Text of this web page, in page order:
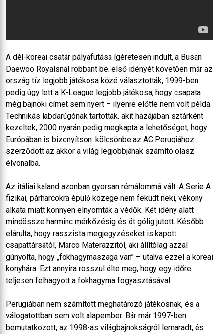
A dél-koreai csatár pályafutása ígéretesen indult, a Busan
Daewoo Royalsnál robbant be, első idényét követően már az
ország tíz legjobb játékosa közé választották, 1999-ben
pedig úgy lett a K-League legjobb játékosa, hogy csapata
még bajnoki címet sem nyert – ilyenre előtte nem volt példa.
Technikás labdarúgónak tartották, akit hazájában sztárként
kezeltek, 2000 nyarán pedig megkapta a lehetőséget, hogy
Európában is bizonyítson: kölcsönbe az AC Perugiához
szerződött az akkor a világ legjobbjának számító olasz
élvonalba.
Az itáliai kaland azonban gyorsan rémálommá vált. A Serie A
fizikai, párharcokra épülő közege nem feküdt neki, vékony
alkata miatt könnyen elnyomták a védők. Két idény alatt
mindössze harminc mérkőzésig és öt gólig jutott. Később
elárulta, hogy rasszista megjegyzéseket is kapott
csapattársától, Marco Materazzitól, aki állítólag azzal
gúnyolta, hogy „fokhagymaszaga van” – utalva ezzel a koreai
konyhára. Ezt annyira rosszul élte meg, hogy egy időre
teljesen felhagyott a fokhagyma fogyasztásával.
Perugiában nem számított meghatározó játékosnak, és a
válogatottban sem volt alapember. Bár már 1997-ben
bemutatkozott, az 1998-as világbajnokságról lemaradt, és